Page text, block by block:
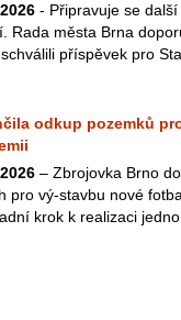
- Připravuje se další
Rada města Brna
příspěvek pro
odkup pozemků
– Zbrojovka Brno
pro vý-stavbu nové
krok k realizaci